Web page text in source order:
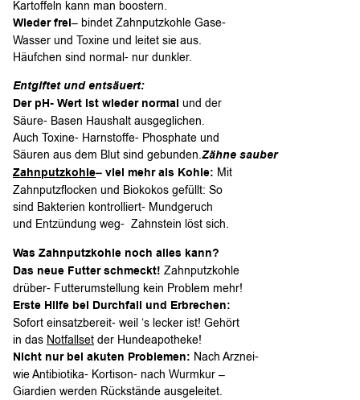
Kartoffeln kann man boostern.
Wieder frei– bindet Zahnputzkohle Gase-
Wasser und Toxine und leitet sie aus.
Häufchen sind normal- nur dunkler.
Entgiftet und entsäuert:
Der pH- Wert ist wieder normal und der
Säure- Basen Haushalt ausgeglichen.
Auch Toxine- Harnstoffe- Phosphate und
Säuren aus dem Blut sind gebunden.Zähne sauber
Zahnputzkohle– viel mehr als Kohle: Mit
Zahnputzflocken und Biokokos gefüllt: So
sind Bakterien kontrolliert- Mundgeruch
und Entzündung weg- Zahnstein löst sich.
Was Zahnputzkohle noch alles kann?
Das neue Futter schmeckt! Zahnputzkohle
drüber- Futterumstellung kein Problem mehr!
Erste Hilfe bei Durchfall und Erbrechen:
Sofort einsatzbereit- weil ‘s lecker ist! Gehört
in das Notfallset der Hundeapotheke!
Nicht nur bei akuten Problemen: Nach Arznei-
wie Antibiotika- Kortison- nach Wurmkur –
Giardien werden Rückstände ausgeleitet.